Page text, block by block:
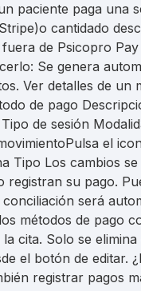
paciente paga una
cantidado
de Psicopro
Se genera
Ver detalles de un
de pago
de sesión
el
Tipo Los cambios
registran su pago.
será
métodos de pago
cita. Solo se elimina
el botón de editar.
registrar pagos